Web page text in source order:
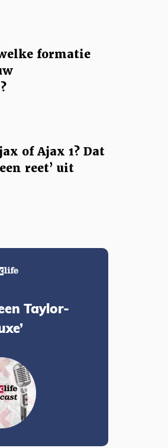
formatie
of Ajax 1? Dat
reet’ uit
Taylor-